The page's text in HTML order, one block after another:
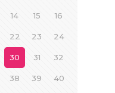
14 15 16
22 23 24
30 31 32
38 39 40